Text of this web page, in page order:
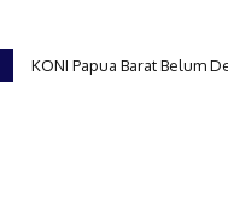
KONI Papua Barat Belum